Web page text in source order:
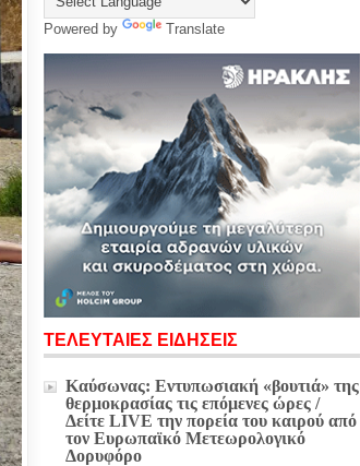
Powered by Translate
ΤΕΛΕΥΤΑΙΕΣ ΕΙΔΗΣΕΙΣ
Καύσωνας: Εντυπωσιακή «βουτιά» της
θερμοκρασίας τις επόμενες ώρες /
Δείτε LIVE την πορεία του καιρού από
τον Ευρωπαϊκό Μετεωρολογικό
Δορυφόρο